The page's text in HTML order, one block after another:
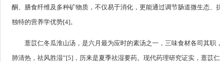
酮、膳食纤维及多种矿物质，不仅易于消化，更能通过调节肠道微生态
独特的营养学优势[4]。
薏苡仁冬瓜淮山汤，是六月最为应时的素汤之一，三味食材各司其
肺清热，祛风胜湿”[5]，历来是夏季祛湿要药。现代药理研究证实，薏